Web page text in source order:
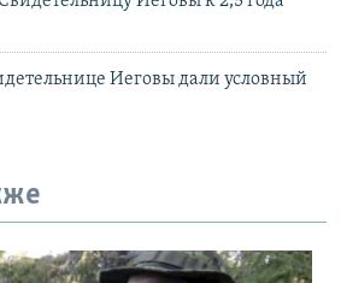
Иеговы дали условный